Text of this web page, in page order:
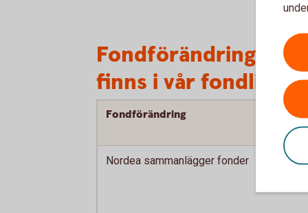
Fondförändringar i
finns i vår fondlista
Fondförändring
Nordea sammanlägger fonder